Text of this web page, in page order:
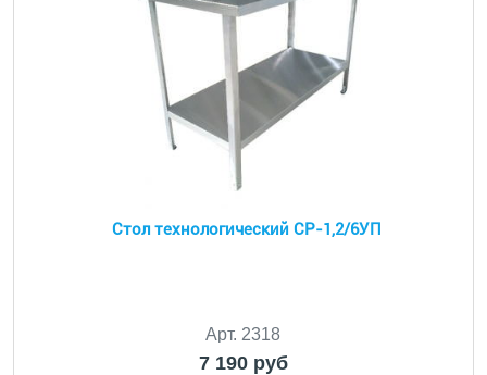
Стол технологический СР-1,2/6УП
Арт. 2318
7 190 руб